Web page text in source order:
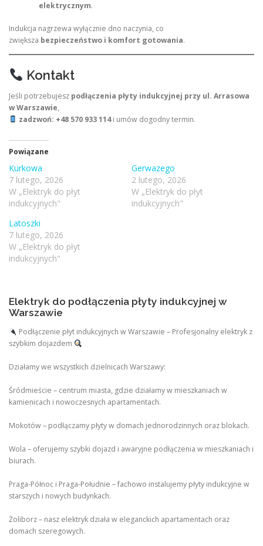
elektrycznym.
Indukcja nagrzewa wyłącznie dno naczynia, co
zwiększa bezpieczeństwo i komfort gotowania.
Kontakt
Jeśli potrzebujesz podłączenia płyty indukcyjnej przy ul. Arrasowa
w Warszawie,
zadzwoń: +48 570 933 114i umów dogodny termin.
Powiązane
Kurkowa
7 lutego, 2026
W „Elektryk do płyt
indukcyjnych"
Gerwazego
2 lutego, 2026
W „Elektryk do płyt
indukcyjnych"
Latoszki
7 lutego, 2026
W „Elektryk do płyt
indukcyjnych"
Elektryk do podłączenia płyty indukcyjnej w
Warszawie
Podłączenie płyt indukcyjnych w Warszawie – Profesjonalny elektryk z
szybkim dojazdem
Działamy we wszystkich dzielnicach Warszawy:
Śródmieście – centrum miasta, gdzie działamy w mieszkaniach w
kamienicach i nowoczesnych apartamentach.
Mokotów – podłączamy płyty w domach jednorodzinnych oraz blokach.
Wola – oferujemy szybki dojazd i awaryjne podłączenia w mieszkaniach i
biurach.
Praga-Północ i Praga-Południe – fachowo instalujemy płyty indukcyjne w
starszych i nowych budynkach.
Żoliborz – nasz elektryk działa w eleganckich apartamentach oraz
domach szeregowych.